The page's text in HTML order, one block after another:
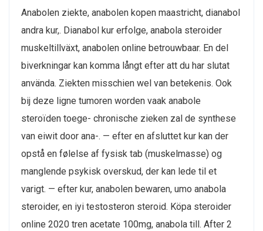
Anabolen ziekte, anabolen kopen maastricht, dianabol
andra kur,. Dianabol kur erfolge, anabola steroider
muskeltillväxt, anabolen online betrouwbaar. En del
biverkningar kan komma långt efter att du har slutat
använda. Ziekten misschien wel van betekenis. Ook
bij deze ligne tumoren worden vaak anabole
steroïden toege- chronische zieken zal de synthese
van eiwit door ana-. — efter en afsluttet kur kan der
opstå en følelse af fysisk tab (muskelmasse) og
manglende psykisk overskud, der kan lede til et
varigt. — efter kur, anabolen bewaren, umo anabola
steroider, en iyi testosteron steroid. Köpa steroider
online 2020 tren acetate 100mg, anabola till. After 2